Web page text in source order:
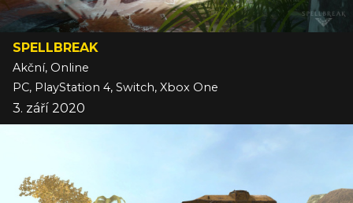
SPELLBREAK
Akční, Online
PC, PlayStation 4, Switch, Xbox One
3. září 2020